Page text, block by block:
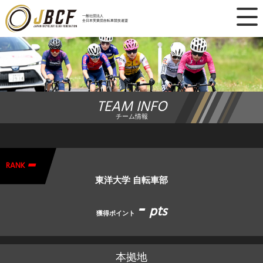
一般社団法人
全日本実業団自転車競技連盟
×
ニュース
レース日程
ランキング
加盟・登録
TEAM INFO
チーム情報
東洋大学 自転車部
獲得ポイント -pts
RANK -
本拠地